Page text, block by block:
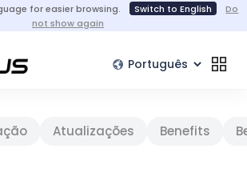
for easier browsing. Switch to English
Do
not show again
Atualizações Benefits